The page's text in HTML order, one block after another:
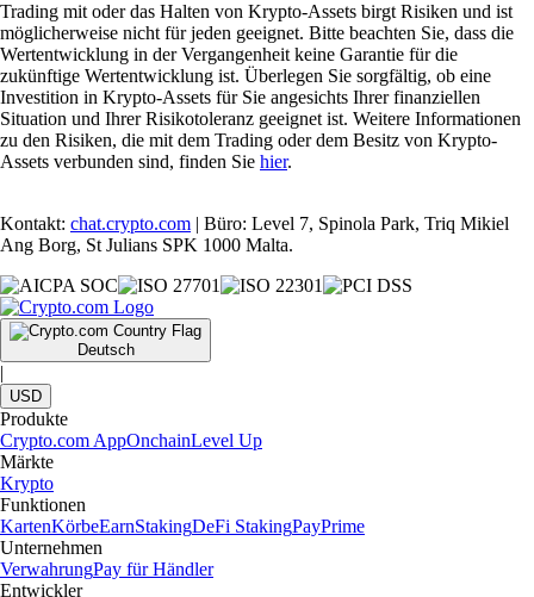
Trading mit oder das Halten von Krypto-Assets birgt Risiken und ist
möglicherweise nicht für jeden geeignet. Bitte beachten Sie, dass die
Wertentwicklung in der Vergangenheit keine Garantie für die
zukünftige Wertentwicklung ist. Überlegen Sie sorgfältig, ob eine
Investition in Krypto-Assets für Sie angesichts Ihrer finanziellen
Situation und Ihrer Risikotoleranz geeignet ist. Weitere Informationen
zu den Risiken, die mit dem Trading oder dem Besitz von Krypto-
Assets verbunden sind, finden Sie hier.
Kontakt: chat.crypto.com | Büro: Level 7, Spinola Park, Triq Mikiel
Ang Borg, St Julians SPK 1000 Malta.
Deutsch
|
USD
Produkte
Crypto.com AppOnchainLevel Up
Märkte
Krypto
Funktionen
KartenKörbeEarnStakingDeFi StakingPayPrime
Unternehmen
VerwahrungPay für Händler
Entwickler